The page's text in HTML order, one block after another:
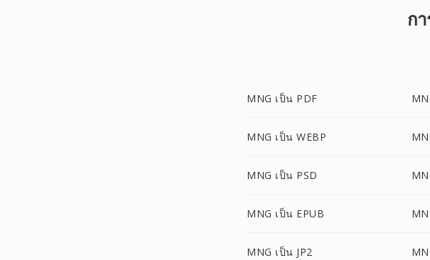
ก
MNG เป็น PDF
MNG เป็น WEBP
MNG เป็น PSD
MNG เป็น EPUB
MNG เป็น JP2